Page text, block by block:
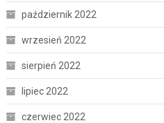
październik 2022
wrzesień 2022
sierpień 2022
lipiec 2022
czerwiec 2022